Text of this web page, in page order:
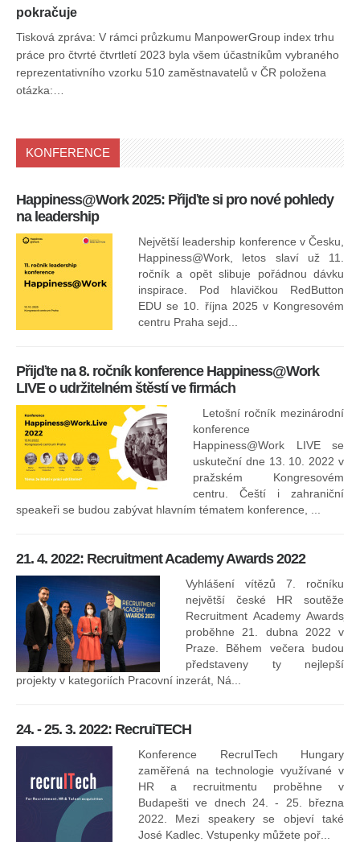
pokračuje
Tisková zpráva: V rámci průzkumu ManpowerGroup index trhu
práce pro čtvrté čtvrtletí 2023 byla všem účastníkům vybraného
reprezentativního vzorku 510 zaměstnavatelů v ČR položena
otázka:…
KONFERENCE
Happiness@Work 2025: Přijďte si pro nové pohledy
na leadership
Největší leadership konference v Česku,
Happiness@Work, letos slaví už 11.
ročník a opět slibuje pořádnou dávku
inspirace. Pod hlavičkou RedButton
EDU se 10. října 2025 v Kongresovém
centru Praha sejd...
Přijďte na 8. ročník konference Happiness@Work
LIVE o udržitelném štěstí ve firmách
Letošní ročník mezinárodní
konference
Happiness@Work LIVE se
uskuteční dne 13. 10. 2022 v
pražském Kongresovém
centru. Čeští i zahraniční
speakeři se budou zabývat hlavním tématem konference, ...
21. 4. 2022: Recruitment Academy Awards 2022
Vyhlášení vítězů 7. ročníku
největší české HR soutěže
Recruitment Academy Awards
proběhne 21. dubna 2022 v
Praze. Během večera budou
představeny ty nejlepší
projekty v kategoriích Pracovní inzerát, Ná...
24. - 25. 3. 2022: RecruiTECH
Konference RecruITech Hungary
zaměřená na technologie využívané v
HR a recruitmentu proběhne v
Budapešti ve dnech 24. - 25. března
2022. Mezi speakery se objeví také
José Kadlec. Vstupenky můžete poř...